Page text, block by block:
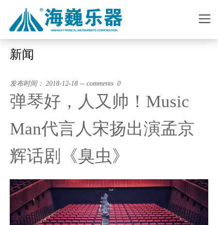
新闻
发布时间： 2018-12-18 -- comments 0
弹琴好，人又帅！Music
Man代言人宋扬出演孟京
辉话剧《臭虫》